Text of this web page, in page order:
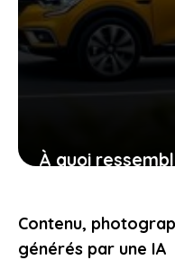
À quoi
elle va vous
25 avril 2026
Contenu,
générés par une IA